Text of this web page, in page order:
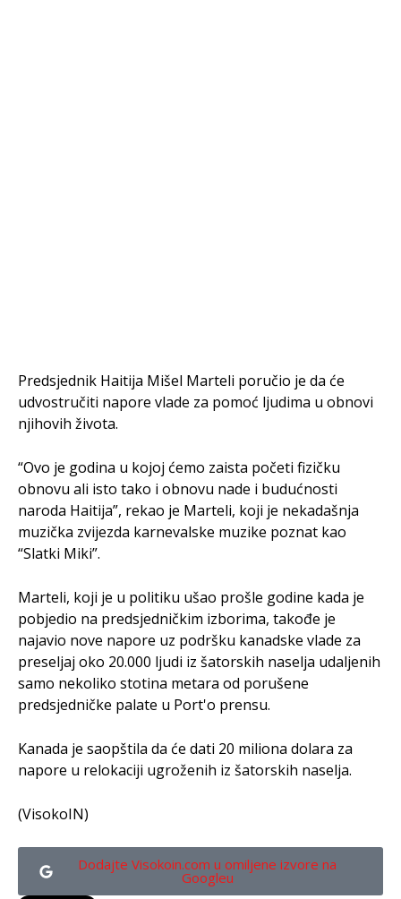
Predsjednik Haitija Mišel Marteli poručio je da će
udvostručiti napore vlade za pomoć ljudima u obnovi
njihovih života.
“Ovo je godina u kojoj ćemo zaista početi fizičku
obnovu ali isto tako i obnovu nade i budućnosti
naroda Haitija”, rekao je Marteli, koji je nekadašnja
muzička zvijezda karnevalske muzike poznat kao
“Slatki Miki”.
Marteli, koji je u politiku ušao prošle godine kada je
pobjedio na predsjedničkim izborima, takođe je
najavio nove napore uz podršku kanadske vlade za
preseljaj oko 20.000 ljudi iz šatorskih naselja udaljenih
samo nekoliko stotina metara od porušene
predsjedničke palate u Port'o prensu.
Kanada je saopštila da će dati 20 miliona dolara za
napore u relokaciji ugroženih iz šatorskih naselja.
(VisokoIN)
Dodajte Visokoin.com u omiljene izvore na
Googleu